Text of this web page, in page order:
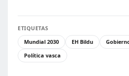
ETIQUETAS
Mundial 2030
EH Bildu
Política vasca